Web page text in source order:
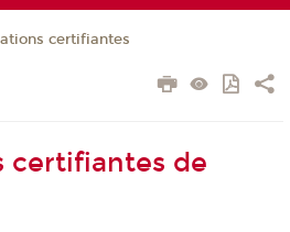
certifiantes
certifiantes de